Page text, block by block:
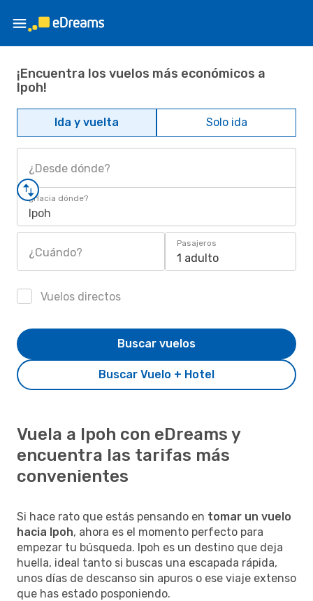
¡Encuentra los vuelos más económicos a
Ipoh!
Ida y vuelta Solo ida
¿Desde dónde?
¿Hacia dónde?
Ipoh
¿Cuándo?
Pasajeros
1 adulto
Vuelos directos
Buscar Vuelo + Hotel
Buscar vuelos
Vuela a Ipoh con eDreams y
encuentra las tarifas más
convenientes
Si hace rato que estás pensando en tomar un vuelo
hacia Ipoh, ahora es el momento perfecto para
empezar tu búsqueda. Ipoh es un destino que deja
huella, ideal tanto si buscas una escapada rápida,
unos días de descanso sin apuros o ese viaje extenso
que has estado posponiendo.